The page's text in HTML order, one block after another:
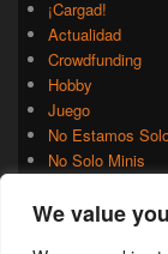
We value
¡Cargad!
Actualidad
Crowdfunding
Hobby
Juego
No Estamos
No Solo Minis
Rumores